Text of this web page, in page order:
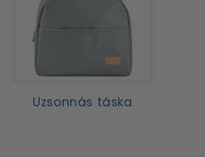
Uzsonnás táska